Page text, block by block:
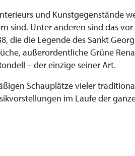
und Kunstgegenstände
sind. Unter anderen sind das
die die Legende des Sankt
außerordentliche Grüne
– der einzige seiner Art.
Schauplätze vieler
im Laufe der